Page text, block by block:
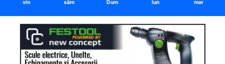
vin sâm Dum lun mar